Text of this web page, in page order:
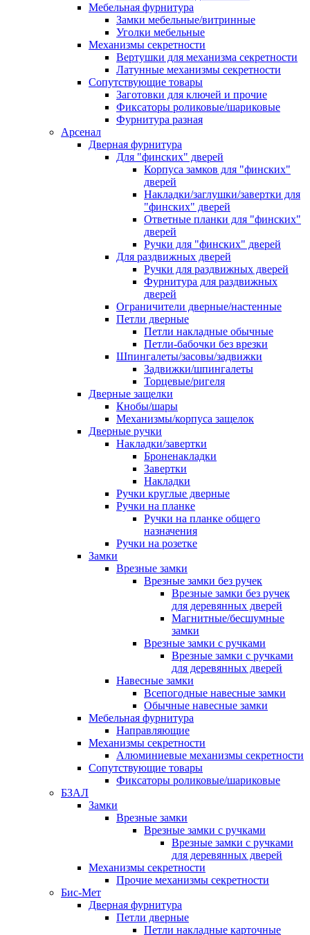
Мебельная фурнитура
Замки мебельные/витринные
Уголки мебельные
Механизмы секретности
Вертушки для механизма секретности
Латунные механизмы секретности
Сопутствующие товары
Заготовки для ключей и прочие
Фиксаторы роликовые/шариковые
Фурнитура разная
Арсенал
Дверная фурнитура
Для "финских" дверей
Корпуса замков для "финских"
дверей
Накладки/заглушки/завертки для
"финских" дверей
Ответные планки для "финских"
дверей
Ручки для "финских" дверей
Для раздвижных дверей
Ручки для раздвижных дверей
Фурнитура для раздвижных
дверей
Ограничители дверные/настенные
Петли дверные
Петли накладные обычные
Петли-бабочки без врезки
Шпингалеты/засовы/задвижки
Задвижки/шпингалеты
Торцевые/ригеля
Дверные защелки
Кнобы/шары
Механизмы/корпуса защелок
Дверные ручки
Накладки/завертки
Броненакладки
Завертки
Накладки
Ручки круглые дверные
Ручки на планке
Ручки на планке общего
назначения
Ручки на розетке
Замки
Врезные замки
Врезные замки без ручек
Врезные замки без ручек
для деревянных дверей
Магнитные/бесшумные
замки
Врезные замки с ручками
Врезные замки с ручками
для деревянных дверей
Навесные замки
Всепогодные навесные замки
Обычные навесные замки
Мебельная фурнитура
Направляющие
Механизмы секретности
Алюминиевые механизмы секретности
Сопутствующие товары
Фиксаторы роликовые/шариковые
БЗАЛ
Замки
Врезные замки
Врезные замки с ручками
Врезные замки с ручками
для деревянных дверей
Механизмы секретности
Прочие механизмы секретности
Бис-Мет
Дверная фурнитура
Петли дверные
Петли накладные карточные